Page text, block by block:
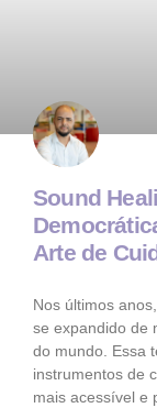
Sound
Arte de
Nos últimos
se expandido de
do mundo. Essa
instrumentos de
mais acessível e